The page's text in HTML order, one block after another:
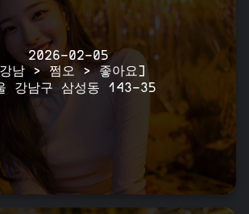
2026-02-05
남 > 쩜오 > 좋아요]
강남구 삼성동 143-35